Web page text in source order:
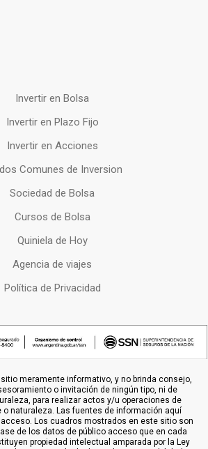
Invertir en Bolsa
Invertir en Plazo Fijo
Invertir en Acciones
Comunes de Inversion
Sociedad de Bolsa
Cursos de Bolsa
Quiniela de Hoy
Agencia de viajes
Política de Privacidad
meramente informativo, y no brinda consejo,
o invitación de ningún tipo, ni de
para realizar actos y/u operaciones de
o naturaleza. Las fuentes de información aquí
Los cuadros mostrados en este sitio son
de los datos de público acceso que en cada
propiedad intelectual amparada por la Ley